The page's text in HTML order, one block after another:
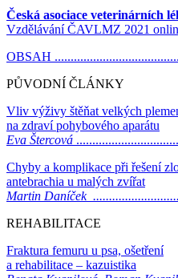
Česká asociace veterinárních
Vzdělávání ČAVLMZ 2021
OBSAH
PŮVODNÍ ČLÁNKY
Vliv výživy štěňat velkých
na zdraví pohybového aparátu
Eva Štercová
Chyby a komplikace při řešení
antebrachia u malých zvířat
Martin Daníček
REHABILITACE
Fraktura femuru u psa, ošetření
a rehabilitace – kazuistika